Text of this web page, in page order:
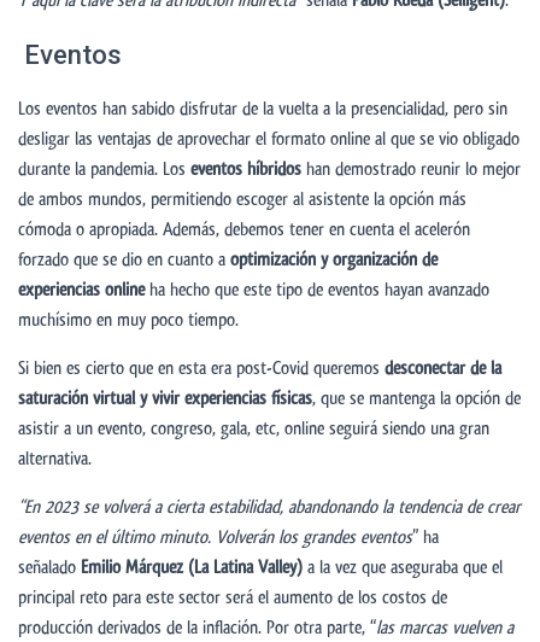
Eventos
Los eventos han sabido disfrutar de la vuelta a la presencialidad, pero sin
desligar las ventajas de aprovechar el formato online al que se vio obligado
durante la pandemia. Los eventos híbridos han demostrado reunir lo mejor
de ambos mundos, permitiendo escoger al asistente la opción más
cómoda o apropiada. Además, debemos tener en cuenta el acelerón
forzado que se dio en cuanto a optimización y organización de
experiencias onlineha hecho que este tipo de eventos hayan avanzado
muchísimo en muy poco tiempo.
Si bien es cierto que en esta era post-Covid queremos desconectar de la
saturación virtual y vivir experiencias físicas, que se mantenga la opción de
asistir a un evento, congreso, gala, etc, online seguirá siendo una gran
alternativa.
“En 2023 se volverá a cierta estabilidad, abandonando la tendencia de crear
eventos en el último minuto. Volverán los grandes eventos” ha
señalado Emilio Márquez (La Latina Valley) a la vez que aseguraba que el
principal reto para este sector será el aumento de los costos de
producción derivados de la inflación. Por otra parte, “las marcas vuelven a